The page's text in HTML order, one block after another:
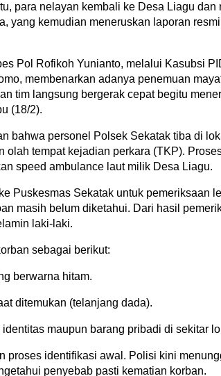
para nelayan kembali ke Desa Liagu dan
yang kemudian meneruskan laporan
Pol Rofikoh Yunianto, melalui Kasubsi
membenarkan adanya penemuan
tim langsung bergerak cepat begitu
(18/2).
bahwa personel Polsek Sekatak tiba di
olah tempat kejadian perkara (TKP).
speed ambulance laut milik Desa Liagu.
Puskesmas Sekatak untuk pemeriksaan
masih belum diketahui. Dari hasil
laki-laki.
sebagai berikut:
berwarna hitam.
ditemukan (telanjang dada).
maupun barang pribadi di sekitar
proses identifikasi awal. Polisi kini
penyebab pasti kematian korban.